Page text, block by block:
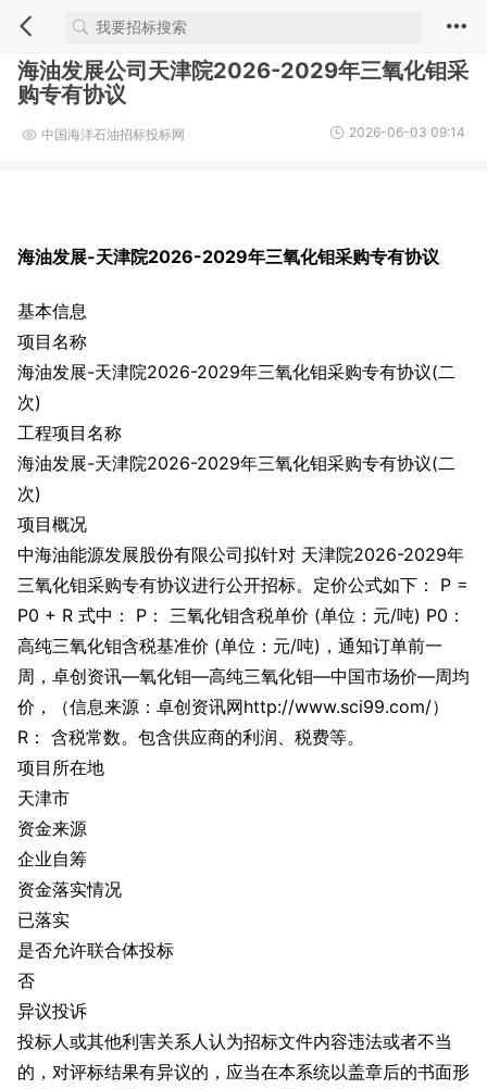
海油发展公司天津院2026-2029年三氧化钼采
购专有协议
中国海洋石油招标投标网 2026-06-03 09:14
海油发展-天津院2026-2029年三氧化钼采购专有协议
基本信息
项目名称
海油发展-天津院2026-2029年三氧化钼采购专有协议(二
次)
工程项目名称
海油发展-天津院2026-2029年三氧化钼采购专有协议(二
次)
项目概况
中海油能源发展股份有限公司拟针对 天津院2026-2029年
三氧化钼采购专有协议进行公开招标。定价公式如下： P =
P0 + R 式中： P： 三氧化钼含税单价 (单位：元/吨) P0：
高纯三氧化钼含税基准价 (单位：元/吨)，通知订单前一
周，卓创资讯—氧化钼—高纯三氧化钼—中国市场价—周均
价，（信息来源：卓创资讯网http://www.sci99.com/）
R： 含税常数。包含供应商的利润、税费等。
项目所在地
天津市
资金来源
企业自筹
资金落实情况
已落实
是否允许联合体投标
否
异议投诉
投标人或其他利害关系人认为招标文件内容违法或者不当
的，对评标结果有异议的，应当在本系统以盖章后的书面形